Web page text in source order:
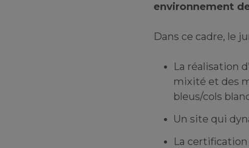
environnement
Dans ce cadre, le
La réalisation
mixité et des
bleus/cols
Un site qui
La